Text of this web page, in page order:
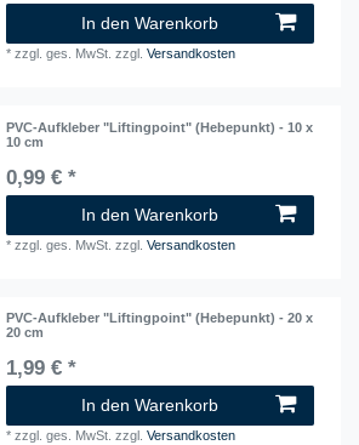
In den Warenkorb
*zzgl. ges. MwSt. zzgl.Versandkosten
PVC-Aufkleber "Liftingpoint" (Hebepunkt) - 10 x
10 cm
0,99 € *
In den Warenkorb
*zzgl. ges. MwSt. zzgl.Versandkosten
PVC-Aufkleber "Liftingpoint" (Hebepunkt) - 20 x
20 cm
1,99 € *
In den Warenkorb
*zzgl. ges. MwSt. zzgl.Versandkosten